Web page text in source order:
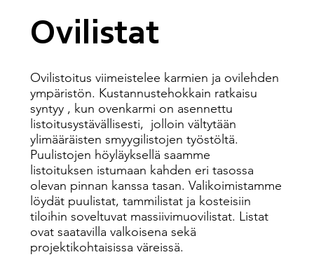
Ovilistat
Ovilistoitus viimeistelee karmien ja ovilehden
ympäristön. Kustannustehokkain ratkaisu
syntyy , kun ovenkarmi on asennettu
listoitusystävällisesti, jolloin vältytään
ylimääräisten smyygilistojen työstöltä.
Puulistojen höyläyksellä saamme
listoituksen istumaan kahden eri tasossa
olevan pinnan kanssa tasan. Valikoimistamme
löydät puulistat, tammilistat ja kosteisiin
tiloihin soveltuvat massiivimuovilistat. Listat
ovat saatavilla valkoisena sekä
projektikohtaisissa väreissä.